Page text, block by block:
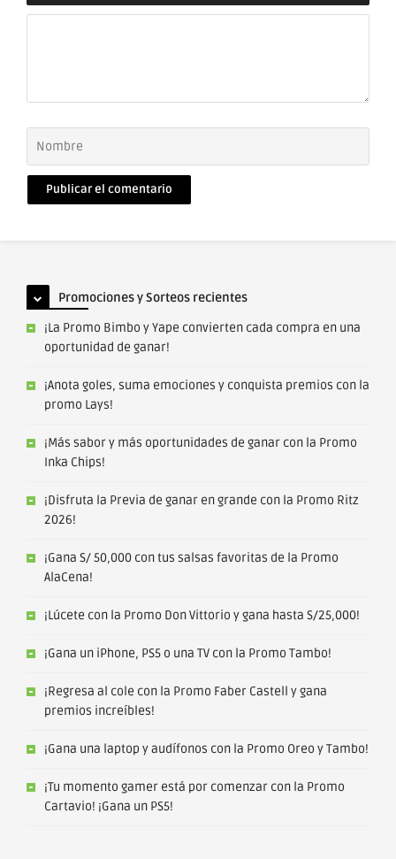
Nombre
Correo
electrónico
Promociones y Sorteos recientes
¡La Promo Bimbo y Yape convierten cada compra en una
oportunidad de ganar!
¡Anota goles, suma emociones y conquista premios con la
promo Lays!
¡Más sabor y más oportunidades de ganar con la Promo
Inka Chips!
¡Disfruta la Previa de ganar en grande con la Promo Ritz
2026!
¡Gana S/ 50,000 con tus salsas favoritas de la Promo
AlaCena!
¡Lúcete con la Promo Don Vittorio y gana hasta S/25,000!
¡Gana un iPhone, PS5 o una TV con la Promo Tambo!
¡Regresa al cole con la Promo Faber Castell y gana
premios increíbles!
¡Gana una laptop y audífonos con la Promo Oreo y Tambo!
¡Tu momento gamer está por comenzar con la Promo
Cartavio! ¡Gana un PS5!